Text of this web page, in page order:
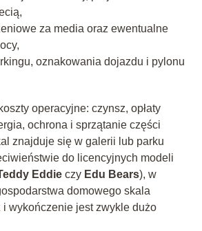
za media oraz ewentualne
oznakowania dojazdu i pylonu
operacyjne: czynsz, opłaty
ochrona i sprzątanie części
znajduje się w galerii lub parku
do licencyjnych modeli
Eddieczy Edu Bears), w
domowego skala
i wykończenie jest zwykle dużo